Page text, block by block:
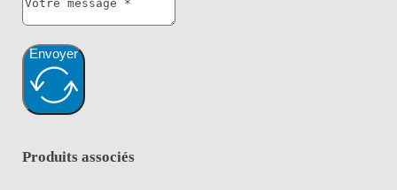
Envoyer
Produits associés